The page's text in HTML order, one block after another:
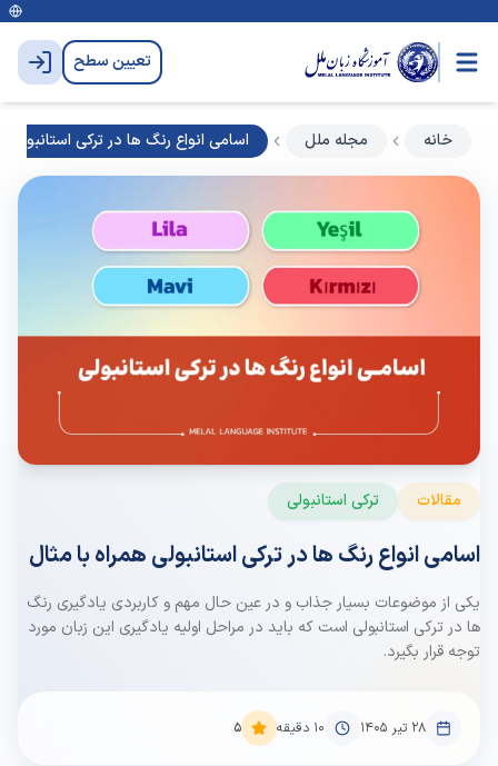
تعیین سطح
خانه مجله ملل اسامی انواع رنگ ها در ترکی استانبولی
مقالات ترکی استانبولی
اسامی انواع رنگ ها در ترکی استانبولی همراه با مثال
یکی از موضوعات بسیار جذاب و در عین حال مهم و کاربردی یادگیری رنگ
ها در ترکی استانبولی است که باید در مراحل اولیه یادگیری این زبان مورد
توجه قرار بگیرد.
۲۸ تیر ۱۴۰۵ 10 دقیقه 5